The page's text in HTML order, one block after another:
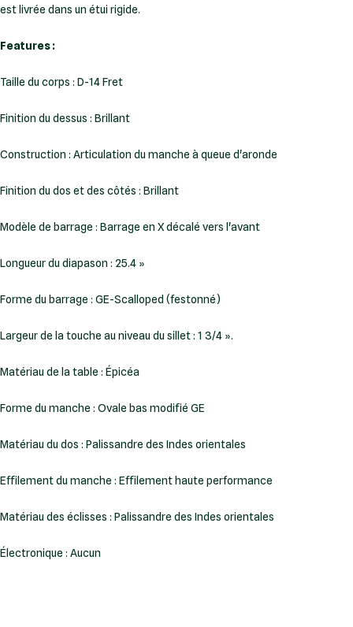
est livrée dans un étui rigide.
Features :
Taille du corps : D-14 Fret
Finition du dessus : Brillant
Construction : Articulation du manche à queue d'aronde
Finition du dos et des côtés : Brillant
Modèle de barrage : Barrage en X décalé vers l'avant
Longueur du diapason : 25.4 »
Forme du barrage : GE-Scalloped (festonné)
Largeur de la touche au niveau du sillet : 1 3/4 ».
Matériau de la table : Épicéa
Forme du manche : Ovale bas modifié GE
Matériau du dos : Palissandre des Indes orientales
Effilement du manche : Effilement haute performance
Matériau des éclisses : Palissandre des Indes orientales
Électronique : Aucun